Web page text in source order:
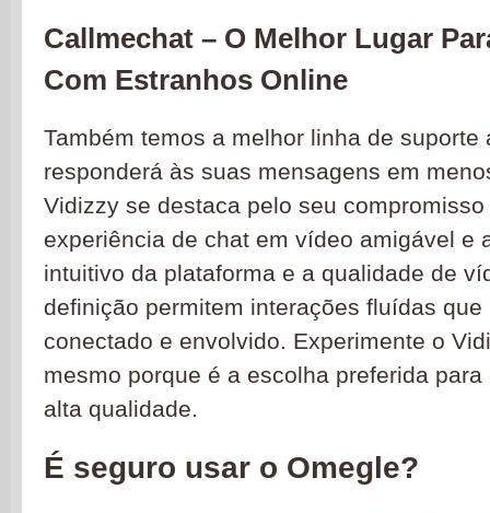
Callmechat – O Melhor Lugar
Com Estranhos Online
Também temos a melhor linha de suporte
responderá às suas mensagens em
Vidizzy se destaca pelo seu
experiência de chat em vídeo amigável e
intuitivo da plataforma e a qualidade de
definição permitem interações fluídas que
conectado e envolvido. Experimente o
mesmo porque é a escolha preferida
alta qualidade.
É seguro usar o Omegle?